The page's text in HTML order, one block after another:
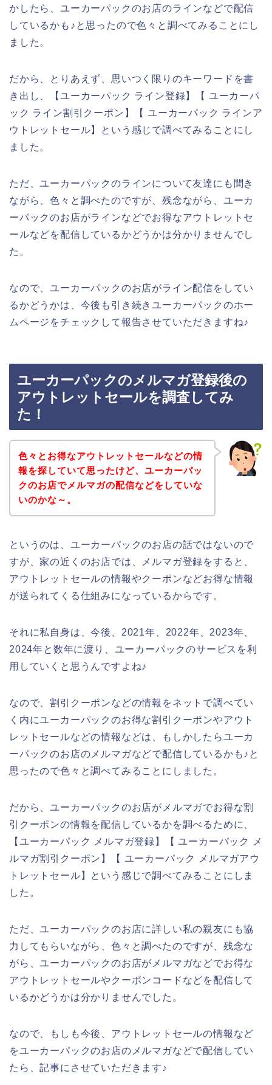
かしたら、ユーカーパックのお店のラインなどで配信
しているかも♪と思ったので色々と調べてみることにし
ました。
だから、とりあえず、思いつく限りのキーワードを書
き出し、【ユーカーパック ライン登録】【 ユーカーパ
ック ライン割引クーポン】【 ユーカーパック ラインア
ウトレットセール】という感じで調べてみることにし
ました。
ただ、ユーカーパックのラインについて友達にも聞き
ながら、色々と調べたのですが、残念ながら、ユーカ
ーパックのお店がラインなどでお得なアウトレットセ
ールなどを配信しているかどうかは分かりませんでし
た。
なので、ユーカーパックのお店がライン配信をしてい
るかどうかは、今後も引き続きユーカーパックのホー
ムページをチェックして報告させていただきますね♪
ユーカーパックのメルマガ登録後の
アウトレットセールを調査してみ
た！
色々とお得なアウトレットセールなどの情
報を探していて思ったけど、ユーカーパッ
クのお店でメルマガの配信などをしていな
いのかな～。
というのは、ユーカーパックのお店の話ではないので
すが、家の近くのお店では、メルマガ登録をすると、
アウトレットセールの情報やクーポンなどお得な情報
が送られてくる仕組みになっているからです。
それに私自身は、今後、2021年、2022年、2023年、
2024年と数年に渡り、ユーカーパックのサービスを利
用していくと思うんですよね♪
なので、割引クーポンなどの情報をネットで調べてい
く内にユーカーパックのお得な割引クーポンやアウト
レットセールなどの情報などは、もしかしたらユーカ
ーパックのお店のメルマガなどで配信しているかも♪と
思ったので色々と調べてみることにしました。
だから、ユーカーパックのお店がメルマガでお得な割
引クーポンの情報を配信しているかを調べるために、
【ユーカーパック メルマガ登録】【 ユーカーパック メ
ルマガ割引クーポン】【 ユーカーパック メルマガアウ
トレットセール】という感じで調べてみることにしま
した。
ただ、ユーカーパックのお店に詳しい私の親友にも協
力してもらいながら、色々と調べたのですが、残念な
がら、ユーカーパックのお店がメルマガなどでお得な
アウトレットセールやクーポンコードなどを配信して
いるかどうかは分かりませんでした。
なので、もしも今後、アウトレットセールの情報など
をユーカーパックのお店のメルマガなどで配信してい
たら、記事にさせていただきます♪